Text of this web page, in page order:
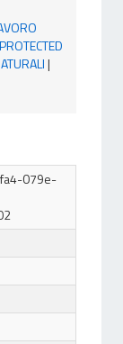
PROTECTED
|
079e-